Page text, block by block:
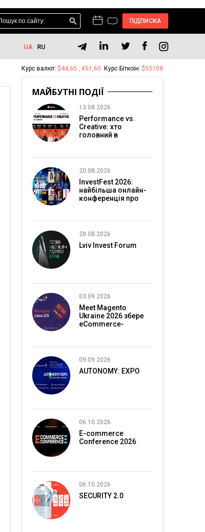
ПІДПИСКА
UA RU
Курс валют: $44,65 , €51,60 Курс Біткоїн: $65108
МАЙБУТНІ ПОДІЇ
13.08.2026
Performance vs.
Creative: хто
головний в
20.08.2026
InvestFest 2026:
найбільша онлайн-
конференція про
28.08.2026
Lviv Invest Forum
03.09.2026
Meet Magento
Ukraine 2026 збере
eCommerce-
09.09.2026
AUTONOMY: EXPO
06.10.2026
E-commerce
Conference 2026
06.10.2026
SECURITY 2.0